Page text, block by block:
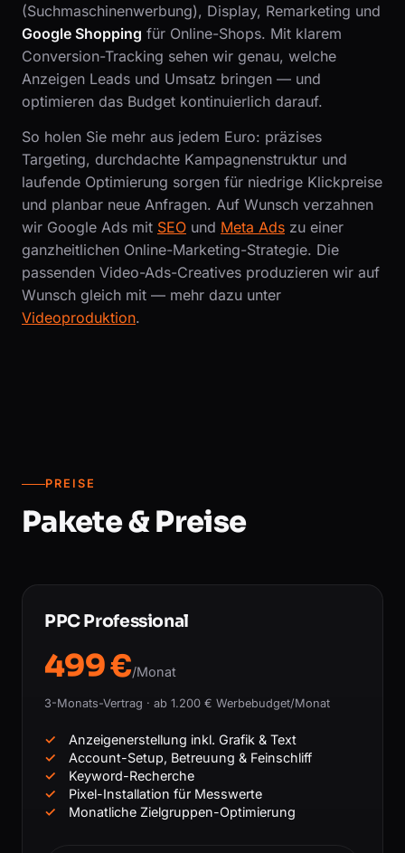
(Suchmaschinenwerbung), Display, Remarketing und
Google Shopping für Online-Shops. Mit klarem
Conversion-Tracking sehen wir genau, welche
Anzeigen Leads und Umsatz bringen — und
optimieren das Budget kontinuierlich darauf.
So holen Sie mehr aus jedem Euro: präzises
Targeting, durchdachte Kampagnenstruktur und
laufende Optimierung sorgen für niedrige Klickpreise
und planbar neue Anfragen. Auf Wunsch verzahnen
wir Google Ads mit SEO und Meta Ads zu einer
ganzheitlichen Online-Marketing-Strategie. Die
passenden Video-Ads-Creatives produzieren wir auf
Wunsch gleich mit — mehr dazu unter
Videoproduktion.
PREISE
Pakete & Preise
PPC Professional
499 €/Monat
3-Monats-Vertrag · ab 1.200 € Werbebudget/Monat
Anzeigenerstellung inkl. Grafik & Text
Account-Setup, Betreuung & Feinschliff
Keyword-Recherche
Pixel-Installation für Messwerte
Monatliche Zielgruppen-Optimierung